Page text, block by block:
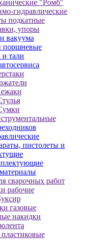
"Ромб"
гидравлические
подкатные
упоры
вакуума
поршневые
и тали
пистолеты и
сварочных работ
рабочие
газовые
накидки